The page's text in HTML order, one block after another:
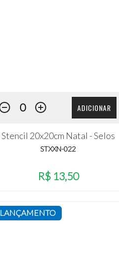
ADICIONAR
Stencil 20x20cm Natal - Selos
STXXN-022
R$ 13,50
LANÇAMENTO